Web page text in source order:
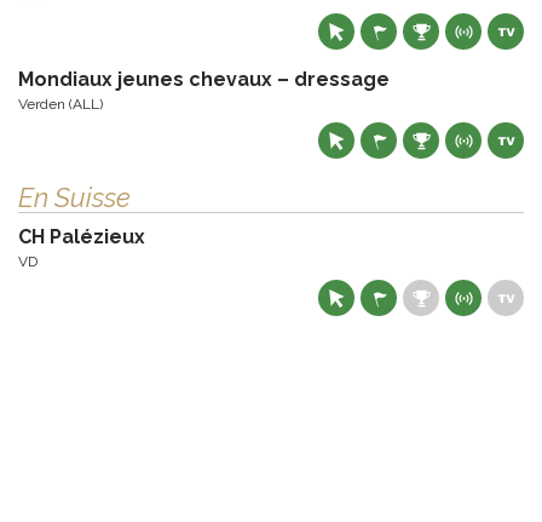
Mondiaux jeunes chevaux – dressage
Verden (ALL)
En Suisse
CH Palézieux
VD